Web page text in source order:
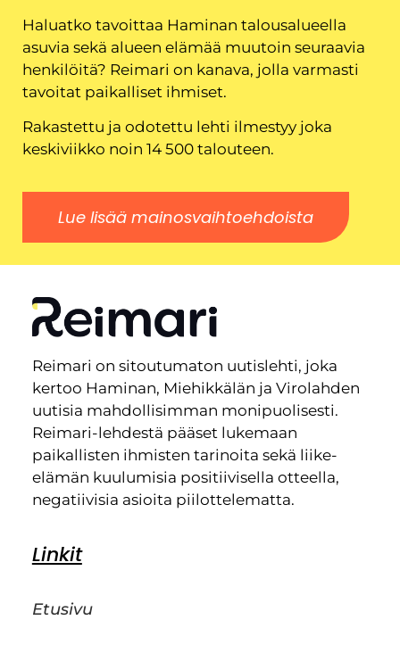
Haluatko tavoittaa Haminan talousalueella
asuvia sekä alueen elämää muutoin seuraavia
henkilöitä? Reimari on kanava, jolla varmasti
tavoitat paikalliset ihmiset.
Rakastettu ja odotettu lehti ilmestyy joka
keskiviikko noin 14 500 talouteen.
Lue lisää mainosvaihtoehdoista
Reimari on sitoutumaton uutislehti, joka
kertoo Haminan, Miehikkälän ja Virolahden
uutisia mahdollisimman monipuolisesti.
Reimari-lehdestä pääset lukemaan
paikallisten ihmisten tarinoita sekä liike-
elämän kuulumisia positiivisella otteella,
negatiivisia asioita piilottelematta.
Linkit
Etusivu